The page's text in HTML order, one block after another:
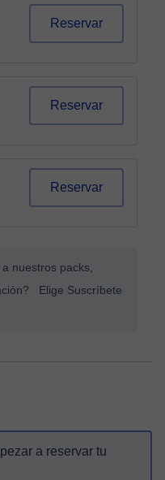
Reservar
Reservar
Reservar
nuestros packs,
Elige Suscríbete
a reservar tu